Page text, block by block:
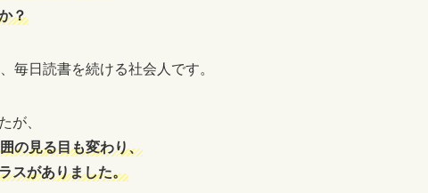
？
毎日読書を続ける社会人です。
が、
の見る目も変わり、
スがありました。